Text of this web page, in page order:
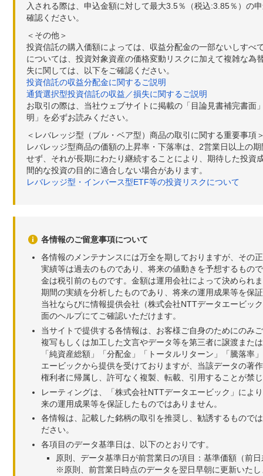
入される際は、申込金額に対して最大3.5％（税込:3.85％）の
確認ください。
＜その他＞
投資信託の購入価額によっては、収益分配金の一部ないしす
については、投資対象資産の価格変動リスクに加えて複雑な
失に関しては、以下をご確認ください。
投資信託の収益分配金に関するご説明
通貨選択型投資信託の収益／損失に関するご説明
お取引の際は、当社ウェブサイトに掲載の「目論見書補完書
明」を必ずお読みください。
＜レバレッジ型（ブル・ベア型）商品の取引に関する重要事項
レバレッジ型商品の価額の上昇率・下落率は、2営業日以上の
せず、それが長期にわたり継続することにより、期待した投
間的な投資の目的に適合しない場合があります。
レバレッジ型・インバース型ETF等の投資リスクについて
各情報のご留意事項について
各情報のメンテナンスには万全を期しておりますが、その
実績等は過去のものであり、将来の値動きを予想するもの
金は税引前のものです。金額は運用会社によって決められ
期間の実績を分析したものであり、将来の運用成果等を保
当社ならびに情報提供会社（株式会社NTTデータエービッ
面のヘルプにてご確認いただけます。
当サイトで提供する各情報は、お客様ご自身のためにのみ
複写もしくは加工した文言やデータ等を第三者に譲渡また
「純資産総額」「分配金」「トータルリターン」「騰落
エービックから提供を受けておりますが、当該データの著
権利者に帰属し、許可なく複製、転載、引用することが禁
レーティングは、「株式会社NTTデータエービック」によ
来の運用成果等を保証したものではありません。
各情報は、記載した銘柄の取引を推奨し、勧誘するもので
ださい。
各項目のデータ基準日は、以下のとおりです。
原則、データ基準日が前営業日の項目：基準価額（前
※原則、前営業日時点のデータを翌日早朝に更新いた